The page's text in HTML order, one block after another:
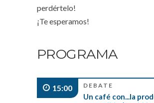
perdértelo!
¡Te esperamos!
PROGRAMA
15:00 DEBATE
Un café con...la